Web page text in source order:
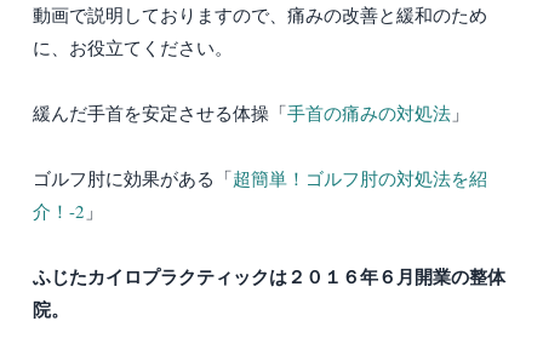
動画で説明しておりますので、痛みの改善と緩和のため
に、お役立てください。
緩んだ手首を安定させる体操「手首の痛みの対処法 」
ゴルフ肘に効果がある「超簡単！ゴルフ肘の対処法を紹
介！-2 」
ふじたカイロプラクティックは２０１６年６月開業の整体
院。